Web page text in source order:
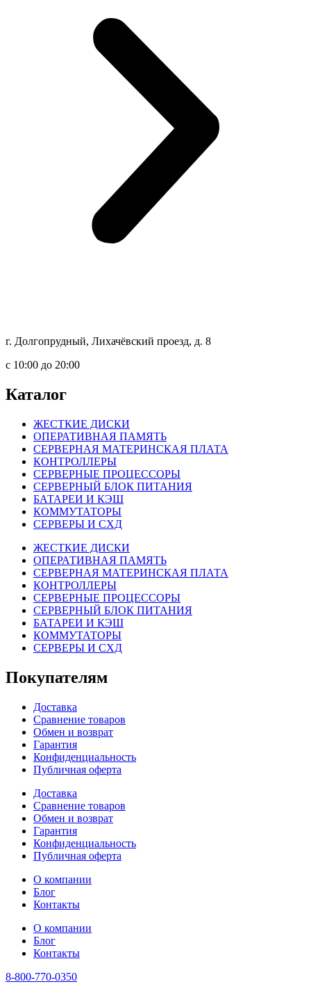
г. Долгопрудный, Лихачёвский проезд, д. 8
c 10:00 до 20:00
Каталог
ЖЕСТКИЕ ДИСКИ
ОПЕРАТИВНАЯ ПАМЯТЬ
СЕРВЕРНАЯ МАТЕРИНСКАЯ ПЛАТА
КОНТРОЛЛЕРЫ
СЕРВЕРНЫЕ ПРОЦЕССОРЫ
СЕРВЕРНЫЙ БЛОК ПИТАНИЯ
БАТАРЕИ И КЭШ
КОММУТАТОРЫ
СЕРВЕРЫ И СХД
ЖЕСТКИЕ ДИСКИ
ОПЕРАТИВНАЯ ПАМЯТЬ
СЕРВЕРНАЯ МАТЕРИНСКАЯ ПЛАТА
КОНТРОЛЛЕРЫ
СЕРВЕРНЫЕ ПРОЦЕССОРЫ
СЕРВЕРНЫЙ БЛОК ПИТАНИЯ
БАТАРЕИ И КЭШ
КОММУТАТОРЫ
СЕРВЕРЫ И СХД
Покупателям
Доставка
Сравнение товаров
Обмен и возврат
Гарантия
Конфиденциальность
Публичная оферта
Доставка
Сравнение товаров
Обмен и возврат
Гарантия
Конфиденциальность
Публичная оферта
О компании
Блог
Контакты
О компании
Блог
Контакты
8-800-770-0350